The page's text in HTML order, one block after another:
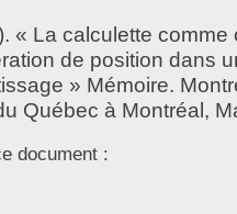
« La calculette comme
de position dans
» Mémoire.
Québec à Montréal,
document :